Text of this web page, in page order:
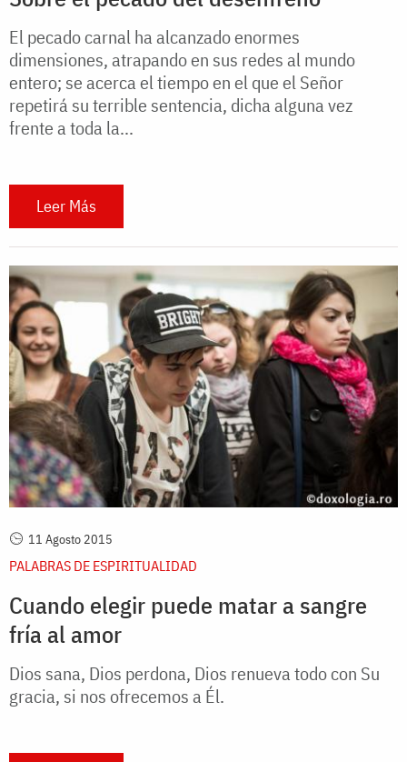
El pecado carnal ha alcanzado enormes
dimensiones, atrapando en sus redes al mundo
entero; se acerca el tiempo en el que el Señor
repetirá su terrible sentencia, dicha alguna vez
frente a toda la...
Leer Más
11 Agosto 2015
PALABRAS DE ESPIRITUALIDAD
Cuando elegir puede matar a sangre
fría al amor
Dios sana, Dios perdona, Dios renueva todo con Su
gracia, si nos ofrecemos a Él.